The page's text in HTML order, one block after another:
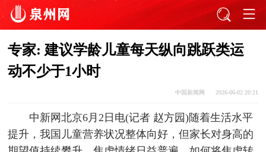
专家: 建议学龄儿童每天纵向跳跃类运
动不少于1小时
中国新闻网 2026-06-02 20:21
中新网北京6月2日电(记者 赵方园)随着生活水平
提升，我国儿童营养状况整体向好，但家长对身高的